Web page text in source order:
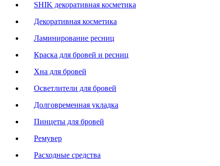
SHIK декоративная косметика
Декоративная косметика
Ламинирование ресниц
Краска для бровей и ресниц
Хна для бровей
Осветлители для бровей
Долговременная укладка
Пинцеты для бровей
Ремувер
Расходные средства